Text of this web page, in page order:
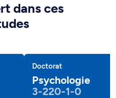
dans ces
Doctorat
Psychologie
3-220-1-0